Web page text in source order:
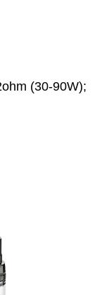
(30-90W);